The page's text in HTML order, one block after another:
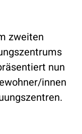
zweiten
nun
innen